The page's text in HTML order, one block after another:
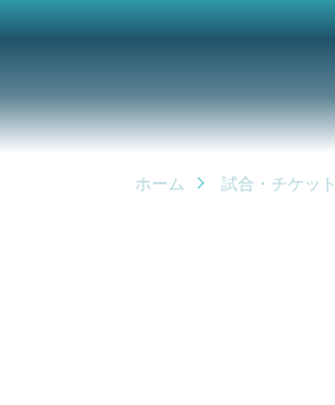
ホーム 試合・チケット